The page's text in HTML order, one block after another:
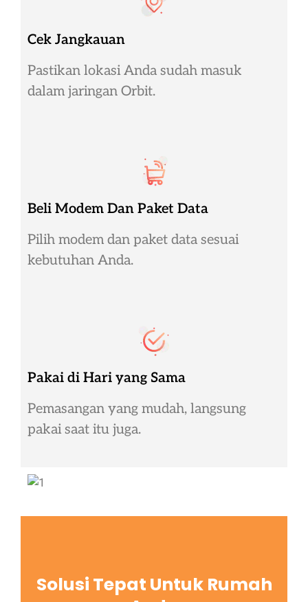
Cek Jangkauan
Pastikan lokasi Anda sudah masuk
dalam jaringan Orbit.
Beli Modem Dan Paket Data
Pilih modem dan paket data sesuai
kebutuhan Anda.
Pakai di Hari yang Sama
Pemasangan yang mudah, langsung
pakai saat itu juga.
Solusi Tepat Untuk Rumah